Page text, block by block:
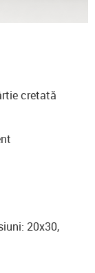
cretată
20x30,